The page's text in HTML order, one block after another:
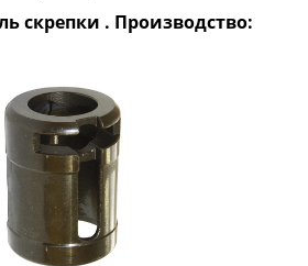
скрепки . Производство: